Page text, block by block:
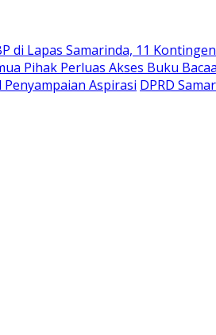
di Lapas Samarinda, 11
Pihak Perluas Akses Buku
Aspirasi DPRD